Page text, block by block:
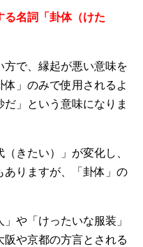
る名詞「卦体（けた
で、縁起が悪い意味を
」のみで使用されるよ
」という意味になりま
きたい）」が変化し、
ありますが、「卦体」の
や「けったいな服装」
や京都の方言とされる